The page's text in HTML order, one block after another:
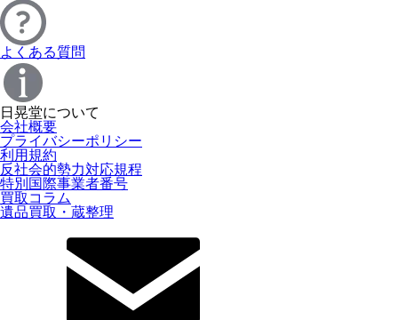
よくある質問
日晃堂について
会社概要
プライバシーポリシー
利用規約
反社会的勢力対応規程
特別国際事業者番号
買取コラム
遺品買取・蔵整理